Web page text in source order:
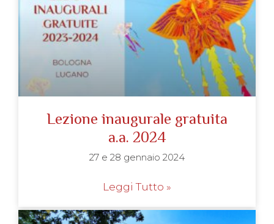
Lezione inaugurale gratuita
a.a. 2024
27 e 28 gennaio 2024
Leggi Tutto »